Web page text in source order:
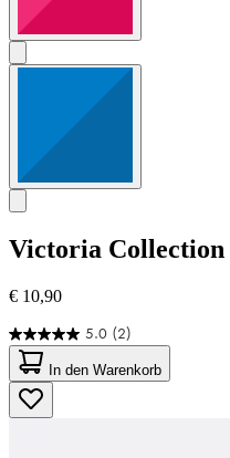
Victoria Collection
€ 10,90
5.0 (2)
5.0
von
5
Sternen.
2
In den Warenkorb